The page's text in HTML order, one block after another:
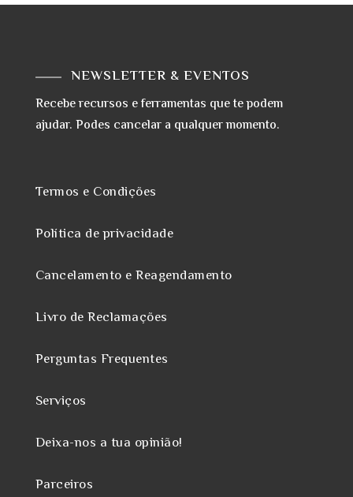
NEWSLETTER & EVENTOS
Recebe recursos e ferramentas que te podem
ajudar. Podes cancelar a qualquer momento.
Termos e Condições
Política de privacidade
Cancelamento e Reagendamento
Livro de Reclamações
Perguntas Frequentes
Serviços
Deixa-nos a tua opinião!
Parceiros